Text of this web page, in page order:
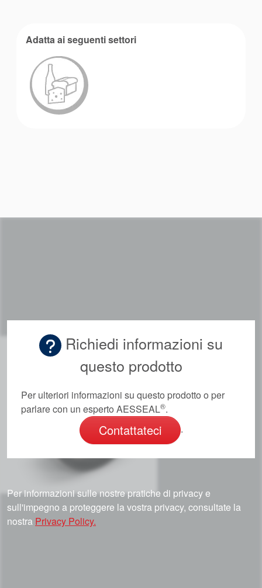
Adatta ai seguenti settori
Richiedi informazioni su
questo prodotto
Per ulteriori informazioni su questo prodotto o per
parlare con un esperto AESSEAL®.
Contattateci .
Per informazioni sulle nostre pratiche di privacy e
sull'impegno a proteggere la vostra privacy, consultate la
nostra Privacy Policy.